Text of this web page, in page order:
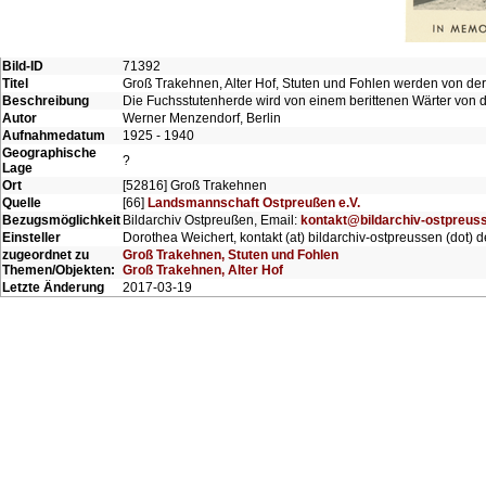
Bild-ID
71392
Titel
Groß Trakehnen, Alter Hof, Stuten und Fohlen werden von
Beschreibung
Die Fuchsstutenherde wird von einem berittenen Wärter von
Autor
Werner Menzendorf, Berlin
Aufnahmedatum
1925 - 1940
Geographische
Lage
?
Ort
[52816] Groß Trakehnen
Quelle
[66] Landsmannschaft Ostpreußen e.V.
Bezugsmöglichkeit Bildarchiv Ostpreußen, Email: kontakt@bildarchiv-
Einsteller
Dorothea Weichert, kontakt (at) bildarchiv-ostpreussen (dot)
zugeordnet zu
Themen/Objekten:
Groß Trakehnen, Stuten und Fohlen
Groß Trakehnen, Alter Hof
Letzte Änderung
2017-03-19